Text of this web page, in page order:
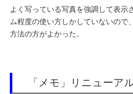
よく写っている写真を強調して表示
ム程度の使い方しかしていないので
方法の方がよかった。
「メモ」リニューア